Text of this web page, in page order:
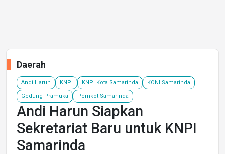
Daerah
Andi Harun KNPI KNPI Kota Samarinda KONI Samarinda
Gedung Pramuka Pemkot Samarinda
Andi Harun Siapkan
Sekretariat Baru untuk KNPI
Samarinda